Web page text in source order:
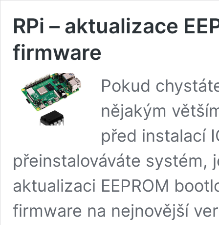
RPi – aktualizace
firmware
Pokud
nějakým
před instalací
přeinstalováváte systém,
aktualizaci EEPROM
firmware na nejnovější